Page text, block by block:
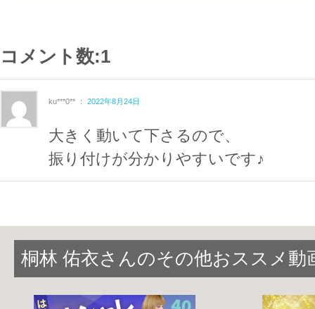
ダイナミックで
とてもわかりやすく、観るだけでも楽
今回は４パートの振付を練習し、最後は
に合わせ、
楽しく踊ることができます！
けるよう、
何度も練習してみてください。
コメント数:1
ku***0** ： 2022年8月24日
大きく動いて下さるので、
振り付けが分かりやすいです♪
桐林 佑衣さんのその他おススメ動